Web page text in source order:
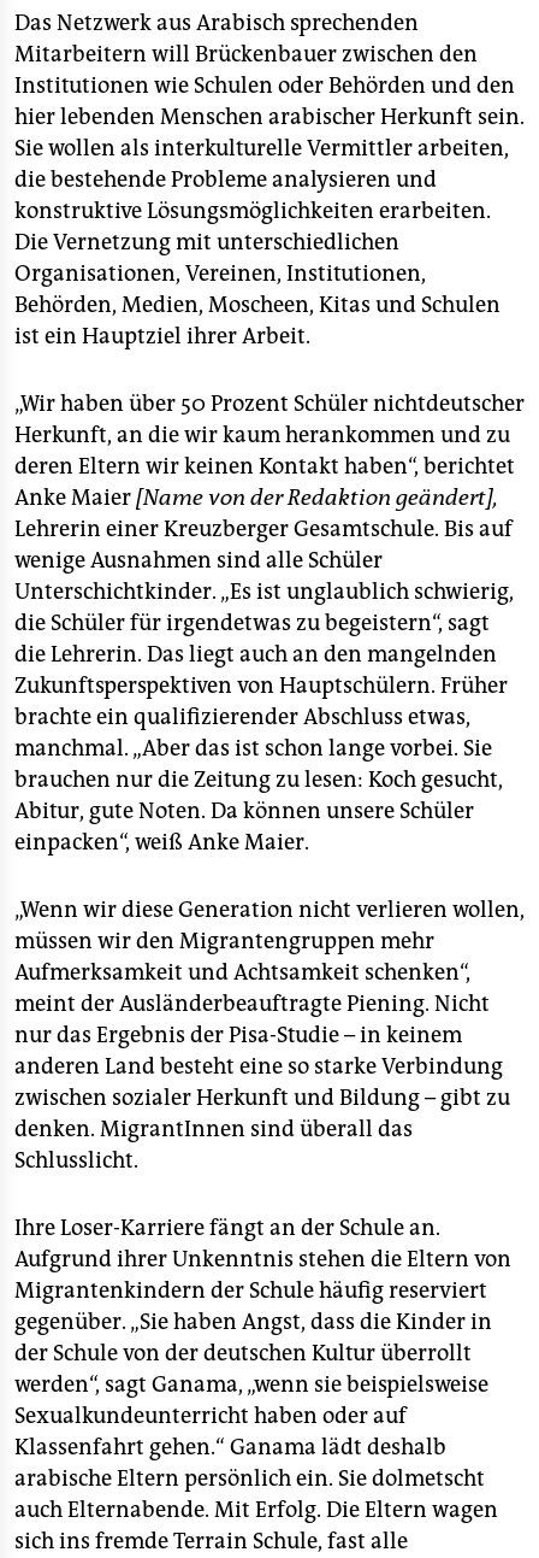
Das Netzwerk aus Arabisch sprechenden
Mitarbeitern will Brückenbauer zwischen den
Institutionen wie Schulen oder Behörden und den
hier lebenden Menschen arabischer Herkunft sein.
Sie wollen als interkulturelle Vermittler arbeiten,
die bestehende Probleme analysieren und
konstruktive Lösungsmöglichkeiten erarbeiten.
Die Vernetzung mit unterschiedlichen
Organisationen, Vereinen, Institutionen,
Behörden, Medien, Moscheen, Kitas und Schulen
ist ein Hauptziel ihrer Arbeit.
„Wir haben über 50 Prozent Schüler nichtdeutscher
Herkunft, an die wir kaum herankommen und zu
deren Eltern wir keinen Kontakt haben“, berichtet
Anke Maier[Name von der Redaktion geändert],
Lehrerin einer Kreuzberger Gesamtschule. Bis auf
wenige Ausnahmen sind alle Schüler
Unterschichtkinder. „Es ist unglaublich schwierig,
die Schüler für irgendetwas zu begeistern“, sagt
die Lehrerin. Das liegt auch an den mangelnden
Zukunftsperspektiven von Hauptschülern. Früher
brachte ein qualifizierender Abschluss etwas,
manchmal. „Aber das ist schon lange vorbei. Sie
brauchen nur die Zeitung zu lesen: Koch gesucht,
Abitur, gute Noten. Da können unsere Schüler
einpacken“, weiß Anke Maier.
„Wenn wir diese Generation nicht verlieren wollen,
müssen wir den Migrantengruppen mehr
Aufmerksamkeit und Achtsamkeit schenken“,
meint der Ausländerbeauftragte Piening. Nicht
nur das Ergebnis der Pisa-Studie – in keinem
anderen Land besteht eine so starke Verbindung
zwischen sozialer Herkunft und Bildung – gibt zu
denken. MigrantInnen sind überall das
Schlusslicht.
Ihre Loser-Karriere fängt an der Schule an.
Aufgrund ihrer Unkenntnis stehen die Eltern von
Migrantenkindern der Schule häufig reserviert
gegenüber. „Sie haben Angst, dass die Kinder in
der Schule von der deutschen Kultur überrollt
werden“, sagt Ganama, „wenn sie beispielsweise
Sexualkundeunterricht haben oder auf
Klassenfahrt gehen.“ Ganama lädt deshalb
arabische Eltern persönlich ein. Sie dolmetscht
auch Elternabende. Mit Erfolg. Die Eltern wagen
sich ins fremde Terrain Schule, fast alle